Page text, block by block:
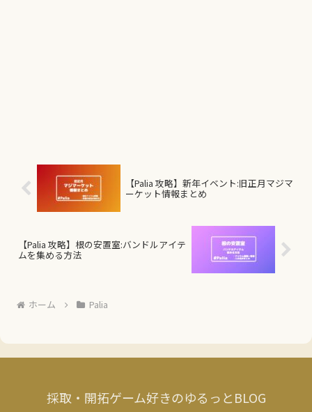
【Palia 攻略】新年イベント:旧正月マジマ
ーケット情報まとめ
【Palia 攻略】根の安置室:バンドルアイテ
ムを集める方法
ホーム Palia
採取・開拓ゲーム好きのゆるっとBLOG